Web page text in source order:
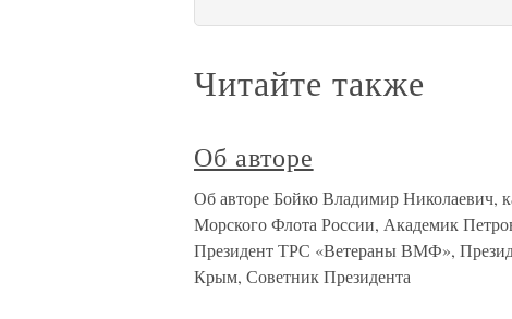
Читайте также
Об авторе
Об авторе Бойко Владимир Николаевич,
Морского Флота России, Академик
Президент ТРС «Ветераны ВМФ»,
Крым, Советник Президента